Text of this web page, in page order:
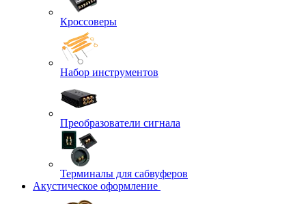
Кроссоверы
Набор инструментов
Преобразователи сигнала
Терминалы для сабвуферов
Акустическое оформление